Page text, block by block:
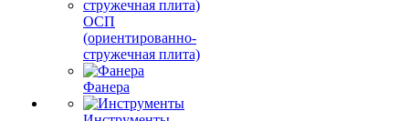
ОСП
(ориентированно-
стружечная плита)
Фанера